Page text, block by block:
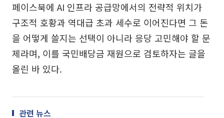
페이스북에 AI 인프라 공급망에서의 전략적 위치가
구조적 호황과 역대급 초과 세수로 이어진다면 그 돈
을 어떻게 쓸지는 선택이 아니라 응당 고민해야 할 문
제라며, 이를 국민배당금 재원으로 검토하자는 글을
올린 바 있다.
관련 뉴스